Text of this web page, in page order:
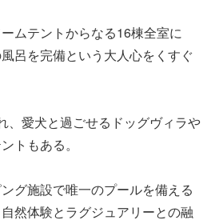
ムテントからなる16棟全室に
呂を完備という大人心をくすぐ
、愛犬と過ごせるドッグヴィラや
トもある。
グ施設で唯一のプールを備える
然体験とラグジュアリーとの融